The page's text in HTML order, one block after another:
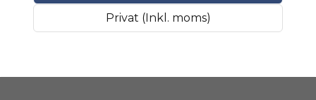
Fråga oss något om
Namn
SLIPMATERIAL Smala
Privat (Inkl. moms)